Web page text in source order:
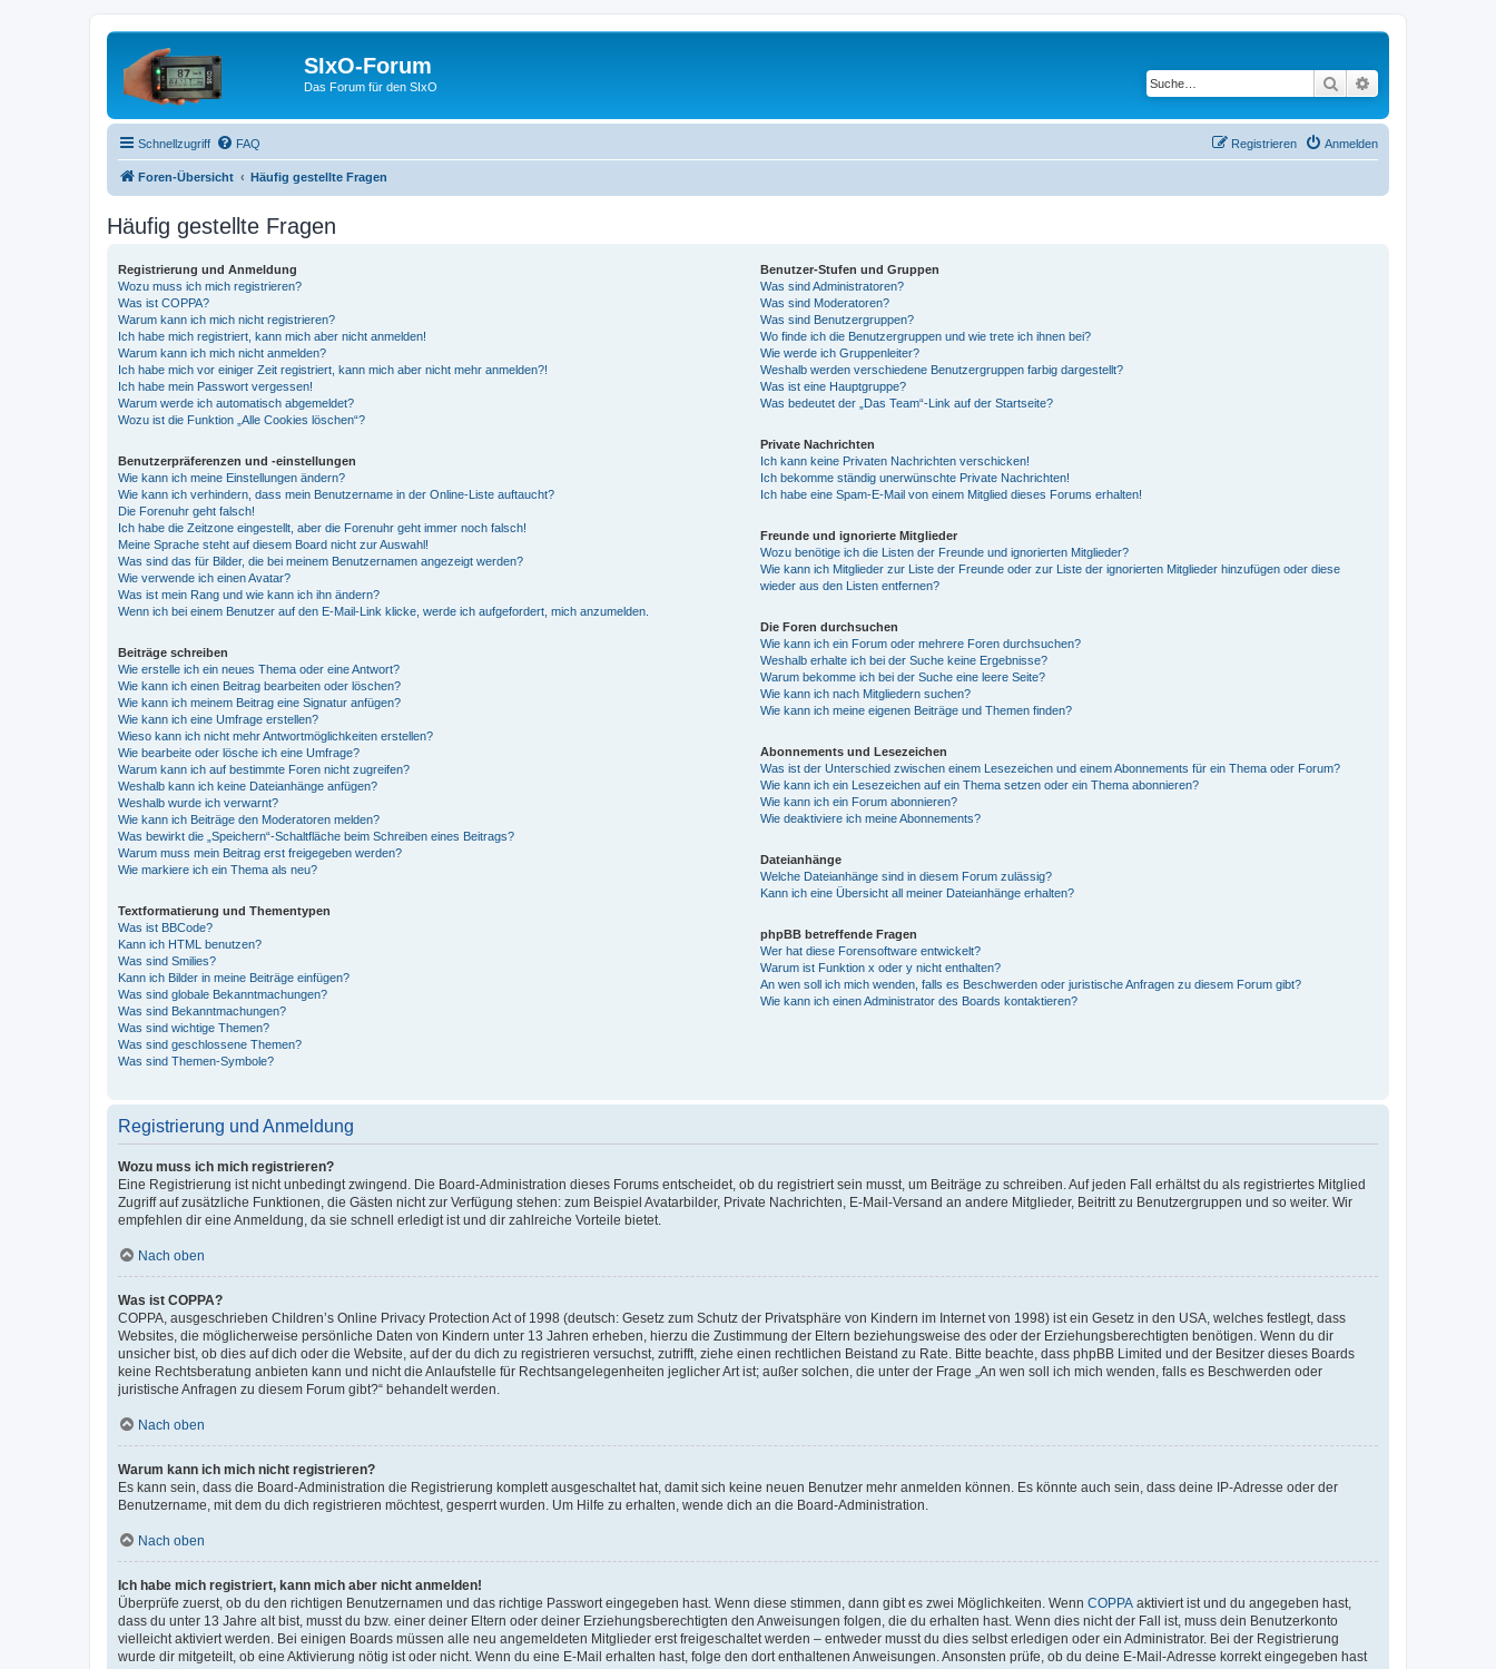
SIxO-Forum
Das Forum für den SIxO Suche
Schnellzugriff FAQ Anmelden
Registrieren
Foren-Übersicht Häufig gestellte Fragen
Häufig gestellte Fragen
Registrierung und Anmeldung
Wozu muss ich mich registrieren?
Was ist COPPA?
Warum kann ich mich nicht registrieren?
Ich habe mich registriert, kann mich aber nicht anmelden!
Warum kann ich mich nicht anmelden?
Ich habe mich vor einiger Zeit registriert, kann mich aber nicht mehr anmelden?!
Ich habe mein Passwort vergessen!
Warum werde ich automatisch abgemeldet?
Wozu ist die Funktion „Alle Cookies löschen“?
Benutzerpräferenzen und -einstellungen
Wie kann ich meine Einstellungen ändern?
Wie kann ich verhindern, dass mein Benutzername in der Online-Liste auftaucht?
Die Forenuhr geht falsch!
Ich habe die Zeitzone eingestellt, aber die Forenuhr geht immer noch falsch!
Meine Sprache steht auf diesem Board nicht zur Auswahl!
Was sind das für Bilder, die bei meinem Benutzernamen angezeigt werden?
Wie verwende ich einen Avatar?
Was ist mein Rang und wie kann ich ihn ändern?
Wenn ich bei einem Benutzer auf den E-Mail-Link klicke, werde ich aufgefordert, mich anzumelden.
Beiträge schreiben
Wie erstelle ich ein neues Thema oder eine Antwort?
Wie kann ich einen Beitrag bearbeiten oder löschen?
Wie kann ich meinem Beitrag eine Signatur anfügen?
Wie kann ich eine Umfrage erstellen?
Wieso kann ich nicht mehr Antwortmöglichkeiten erstellen?
Wie bearbeite oder lösche ich eine Umfrage?
Warum kann ich auf bestimmte Foren nicht zugreifen?
Weshalb kann ich keine Dateianhänge anfügen?
Weshalb wurde ich verwarnt?
Wie kann ich Beiträge den Moderatoren melden?
Was bewirkt die „Speichern“-Schaltfläche beim Schreiben eines Beitrags?
Warum muss mein Beitrag erst freigegeben werden?
Wie markiere ich ein Thema als neu?
Textformatierung und Thementypen
Was ist BBCode?
Kann ich HTML benutzen?
Was sind Smilies?
Kann ich Bilder in meine Beiträge einfügen?
Was sind globale Bekanntmachungen?
Was sind Bekanntmachungen?
Was sind wichtige Themen?
Was sind geschlossene Themen?
Was sind Themen-Symbole?
Benutzer-Stufen und Gruppen
Was sind Administratoren?
Was sind Moderatoren?
Was sind Benutzergruppen?
Wo finde ich die Benutzergruppen und wie trete ich ihnen bei?
Wie werde ich Gruppenleiter?
Weshalb werden verschiedene Benutzergruppen farbig dargestellt?
Was ist eine Hauptgruppe?
Was bedeutet der „Das Team“-Link auf der Startseite?
Private Nachrichten
Ich kann keine Privaten Nachrichten verschicken!
Ich bekomme ständig unerwünschte Private Nachrichten!
Ich habe eine Spam-E-Mail von einem Mitglied dieses Forums erhalten!
Freunde und ignorierte Mitglieder
Wozu benötige ich die Listen der Freunde und ignorierten Mitglieder?
Wie kann ich Mitglieder zur Liste der Freunde oder zur Liste der ignorierten Mitglieder hinzufügen oder diese
wieder aus den Listen entfernen?
Die Foren durchsuchen
Wie kann ich ein Forum oder mehrere Foren durchsuchen?
Weshalb erhalte ich bei der Suche keine Ergebnisse?
Warum bekomme ich bei der Suche eine leere Seite?
Wie kann ich nach Mitgliedern suchen?
Wie kann ich meine eigenen Beiträge und Themen finden?
Abonnements und Lesezeichen
Was ist der Unterschied zwischen einem Lesezeichen und einem Abonnements für ein Thema oder Forum?
Wie kann ich ein Lesezeichen auf ein Thema setzen oder ein Thema abonnieren?
Wie kann ich ein Forum abonnieren?
Wie deaktiviere ich meine Abonnements?
Dateianhänge
Welche Dateianhänge sind in diesem Forum zulässig?
Kann ich eine Übersicht all meiner Dateianhänge erhalten?
phpBB betreffende Fragen
Wer hat diese Forensoftware entwickelt?
Warum ist Funktion x oder y nicht enthalten?
An wen soll ich mich wenden, falls es Beschwerden oder juristische Anfragen zu diesem Forum gibt?
Wie kann ich einen Administrator des Boards kontaktieren?
Registrierung und Anmeldung
Wozu muss ich mich registrieren?
Eine Registrierung ist nicht unbedingt zwingend. Die Board-Administration dieses Forums entscheidet, ob du registriert sein musst, um Beiträge zu schreiben. Auf jeden Fall erhältst du als registriertes Mitglied
Zugriff auf zusätzliche Funktionen, die Gästen nicht zur Verfügung stehen: zum Beispiel Avatarbilder, Private Nachrichten, E-Mail-Versand an andere Mitglieder, Beitritt zu Benutzergruppen und so weiter. Wir
empfehlen dir eine Anmeldung, da sie schnell erledigt ist und dir zahlreiche Vorteile bietet.
Nach oben
Was ist COPPA?
COPPA, ausgeschrieben Children’s Online Privacy Protection Act of 1998 (deutsch: Gesetz zum Schutz der Privatsphäre von Kindern im Internet von 1998) ist ein Gesetz in den USA, welches festlegt, dass
Websites, die möglicherweise persönliche Daten von Kindern unter 13 Jahren erheben, hierzu die Zustimmung der Eltern beziehungsweise des oder der Erziehungsberechtigten benötigen. Wenn du dir
unsicher bist, ob dies auf dich oder die Website, auf der du dich zu registrieren versuchst, zutrifft, ziehe einen rechtlichen Beistand zu Rate. Bitte beachte, dass phpBB Limited und der Besitzer dieses Boards
keine Rechtsberatung anbieten kann und nicht die Anlaufstelle für Rechtsangelegenheiten jeglicher Art ist; außer solchen, die unter der Frage „An wen soll ich mich wenden, falls es Beschwerden oder
juristische Anfragen zu diesem Forum gibt?“ behandelt werden.
Nach oben
Warum kann ich mich nicht registrieren?
Es kann sein, dass die Board-Administration die Registrierung komplett ausgeschaltet hat, damit sich keine neuen Benutzer mehr anmelden können. Es könnte auch sein, dass deine IP-Adresse oder der
Benutzername, mit dem du dich registrieren möchtest, gesperrt wurden. Um Hilfe zu erhalten, wende dich an die Board-Administration.
Nach oben
Ich habe mich registriert, kann mich aber nicht anmelden!
Überprüfe zuerst, ob du den richtigen Benutzernamen und das richtige Passwort eingegeben hast. Wenn diese stimmen, dann gibt es zwei Möglichkeiten. Wenn COPPA aktiviert ist und du angegeben hast,
dass du unter 13 Jahre alt bist, musst du bzw. einer deiner Eltern oder deiner Erziehungsberechtigten den Anweisungen folgen, die du erhalten hast. Wenn dies nicht der Fall ist, muss dein Benutzerkonto
vielleicht aktiviert werden. Bei einigen Boards müssen alle neu angemeldeten Mitglieder erst freigeschaltet werden – entweder musst du dies selbst erledigen oder ein Administrator. Bei der Registrierung
wurde dir mitgeteilt, ob eine Aktivierung nötig ist oder nicht. Wenn du eine E-Mail erhalten hast, folge den dort enthaltenen Anweisungen. Ansonsten prüfe, ob du deine E-Mail-Adresse korrekt eingegeben hast